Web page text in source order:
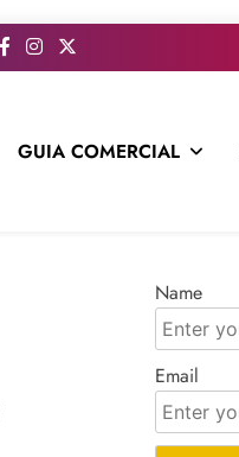
GUIA COMERCIAL
Name
Email